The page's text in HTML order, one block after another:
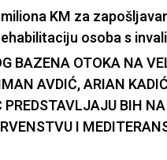
KM za
osoba s
BAZENA OTOKA NA
AVDIĆ, ARIAN
PREDSTAVLJAJU BIH NA
I